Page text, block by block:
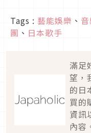
Tags : 藝能娛樂 、
團 、 日本歌手
滿足
望，
的日
買的
資訊
內容